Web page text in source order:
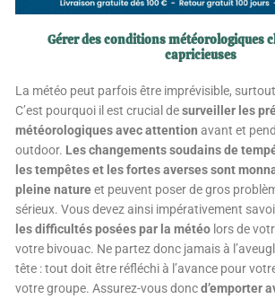
Gérer des conditions météorologiques
capricieuses
La météo peut parfois être imprévisible,
C’est pourquoi il est crucial desurveiller les
météorologiques avec attention avant et
outdoor. Les changements soudains de
les tempêtes et les fortes averses sont
pleine natureet peuvent poser de gros
sérieux. Vous devez ainsi impérativement
les difficultés posées par la météo lors de
votre bivouac. Ne partez donc jamais à
tête : tout doit être réfléchi à l’avance pour
votre groupe. Assurez-vous doncd’emporter